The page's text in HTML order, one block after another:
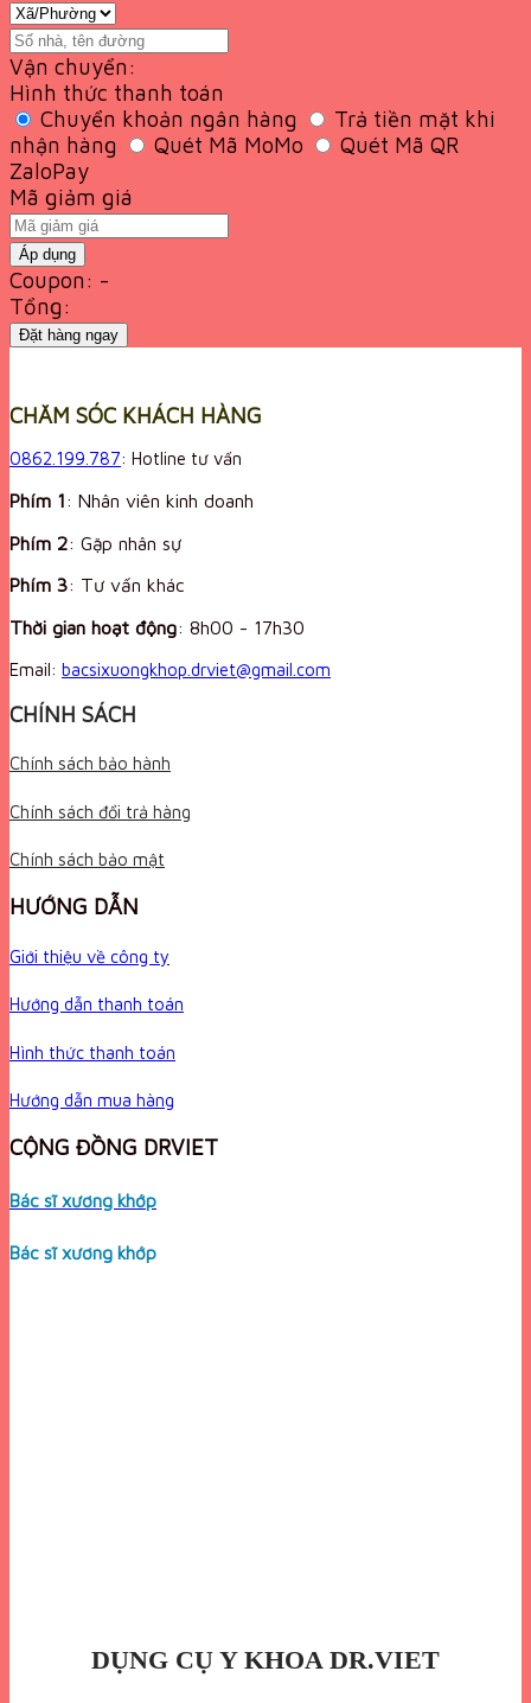
Vận chuyển:
Hình thức thanh toán
Chuyển khoản ngân hàng
Trả tiền mặt khi
nhận hàng
Quét Mã MoMo
Quét Mã QR
ZaloPay
Mã giảm giá
Áp dụng
Coupon: -
Tổng:
Đặt hàng ngay
CHĂM SÓC KHÁCH HÀNG
0862.199.787: Hotline tư vấn
Phím 1: Nhân viên kinh doanh
Phím 2: Gặp nhân sự
Phím 3: Tư vấn khác
Thời gian hoạt động: 8h00 - 17h30
Email: bacsixuongkhop.drviet@gmail.com
CHÍNH SÁCH
Chính sách bảo hành
Chính sách đổi trả hàng
Chính sách bảo mật
HƯỚNG DẪN
Giới thiệu về công ty
Hướng dẫn thanh toán
Hình thức thanh toán
Hướng dẫn mua hàng
CỘNG ĐỒNG DRVIET
Bác sĩ xương khớp
Bác sĩ xương khớp
DỤNG CỤ Y KHOA DR.VIET